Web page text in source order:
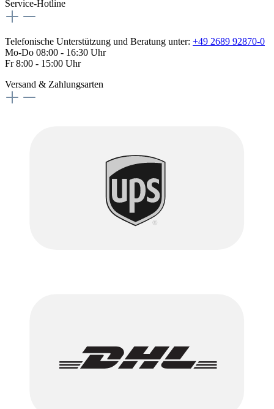
Service-Hotline
Telefonische Unterstützung und Beratung unter: +49 2689 92870-0
Mo-Do 08:00 - 16:30 Uhr
Fr 8:00 - 15:00 Uhr
Versand & Zahlungsarten